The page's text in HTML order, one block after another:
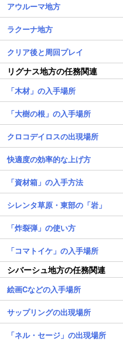
アウルーマ地方
ラクーナ地方
クリア後と周回プレイ
リグナス地方の任務関連
「木材」の入手場所
「大樹の根」の入手場所
クロコデイロスの出現場所
快適度の効率的な上げ方
「資材箱」の入手方法
シレンタ草原・東部の「岩」
「炸裂弾」の使い方
「コマトイケ」の入手場所
シバーシュ地方の任務関連
絵画Cなどの入手場所
サップリングの出現場所
「ネル・セージ」の出現場所